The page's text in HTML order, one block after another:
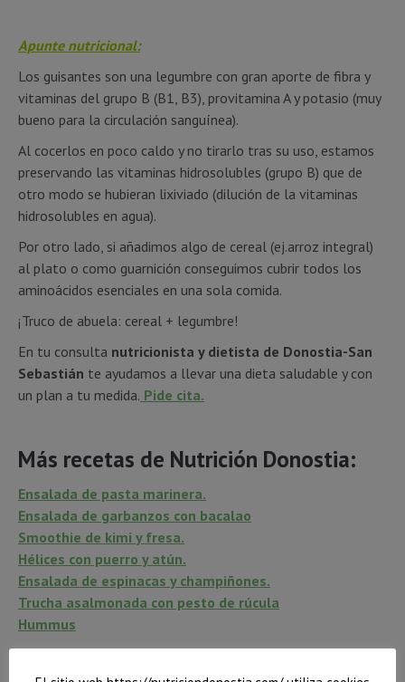
Apunte nutricional:
Los guisantes son una legumbre con gran aporte de fibra y
vitaminas del grupo B (B1, B3), provitamina A y potasio (muy
bueno para la circulación sanguínea).
Al cocerlos en poco caldo y no tirarlo tras su uso, estamos
preservando las vitaminas hidrosolubles (grupo B) que de
otro modo se hubieran lixiviado (dilución de la vitaminas
hidrosolubles en agua).
Por otro lado, si añadimos algo de cereal (ej.arroz integral)
al plato o como guarnición conseguimos cubrir todos los
aminoácidos esenciales en una sola comida.
¡Truco de abuela: cereal + legumbre!
En tu consulta nutricionista y dietista de Donostia-San
Sebastián te ayudamos a llevar una dieta saludable y con
un plan a tu medida. Pide cita.
Más recetas de Nutrición Donostia:
Ensalada de pasta marinera.
Ensalada de garbanzos con bacalao
Smoothie de kimi y fresa.
Hélices con puerro y atún.
Ensalada de espinacas y champiñones.
Trucha asalmonada con pesto de rúcula
Hummus